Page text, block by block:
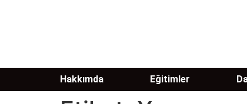
Hakkımda Eğitimler